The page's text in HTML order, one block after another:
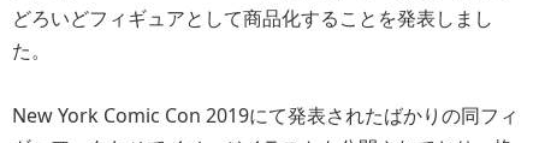
どろいどフィギュアとして商品化することを発表しまし
た。
New York Comic Con 2019にて発表されたばかりの同フィ